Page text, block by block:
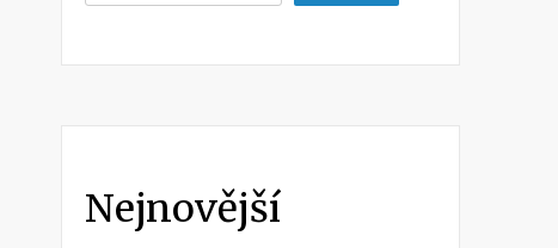
Nejnovější